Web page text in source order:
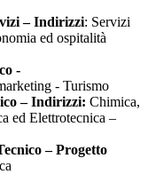
– Indirizzi: Servizi
ed ospitalità
-
- Turismo
– Indirizzi: Chimica,
ed Elettrotecnica –
– Progetto